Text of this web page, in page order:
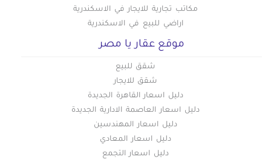
مكاتب تجارية للايجار في الاسكندرية
اراضي للبيع في الاسكندرية
موقع عقار يا مصر
شقق للبيع
شقق للايجار
دليل اسعار القاهرة الجديدة
دليل اسعار العاصمة الادارية الجديدة
دليل اسعار المهندسين
دليل اسعار المعادي
دليل اسعار التجمع